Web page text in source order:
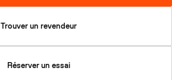
Trouver un revendeur
Réserver un essai